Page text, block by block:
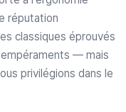
réputation
classiques éprouvés
— mais
privilégions dans le